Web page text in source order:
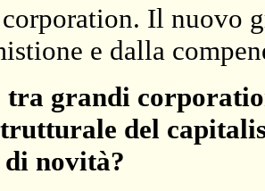
Il nuovo
e dalla
grandi
del
novità?